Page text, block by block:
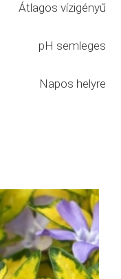
Átlagos vízigényű
pH semleges
Napos helyre